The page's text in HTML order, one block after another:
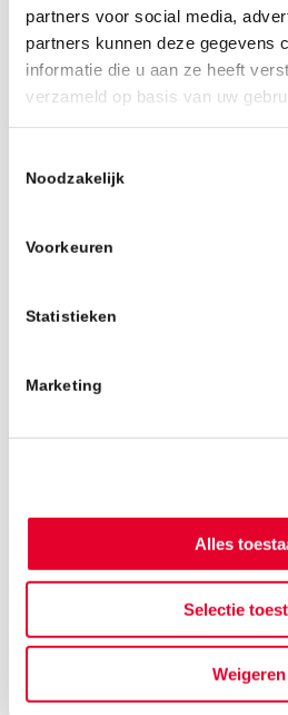
partners voor social media,
partners kunnen deze gegevens
informatie die u aan ze heeft
verzameld op basis van uw
Noodzakelijk
Voorkeuren
Statistieken
Marketing
Alles
Selectie
Weigeren
4 juli 2019